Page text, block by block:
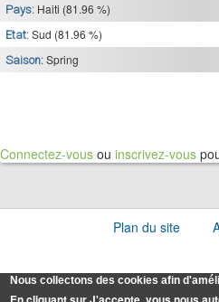
Pays: Haiti (81.96 %)
Etat: Sud (81.96 %)
Saison: Spring
Connectez-vous ou inscrivez-vous
Plan du site
Nous collectons des cookies afin